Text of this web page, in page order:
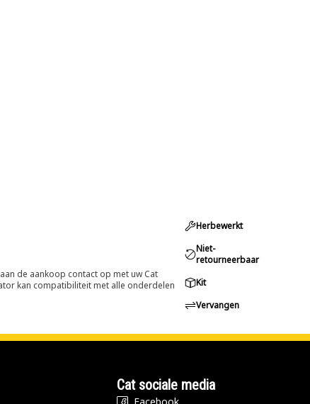
de aankoop contact op met uw Cat
kan compatibiliteit met alle onderdelen
Herbewerkt
Niet-
retourneerbaar
Kit
Vervangen
Cat sociale media